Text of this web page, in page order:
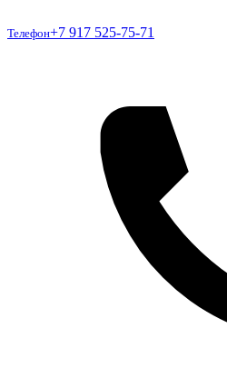
Телефон
Телефон+7 917 525-75-71